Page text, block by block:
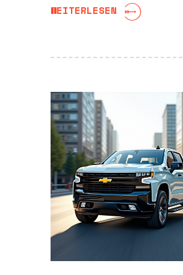
WEITERLESEN